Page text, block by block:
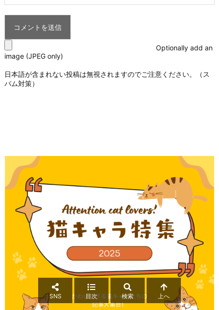
Optionally add an
image (JPEG only)
日本語が含まれない投稿は無視されますのでご注意ください。（ス
パム対策）
SNS 目次 検索 上へ